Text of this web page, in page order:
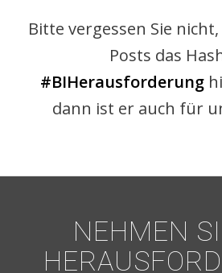
Bitte vergessen Sie
Posts das
#BIHerausforderung
dann ist er auch für
NEHMEN